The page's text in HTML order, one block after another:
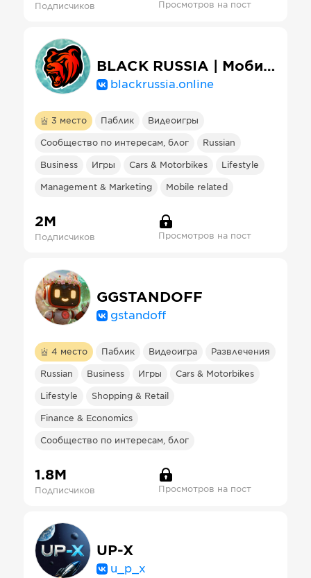
Подписчиков Просмотров на пост
BLACK RUSSIA | Мобильная онлайн-игра
blackrussia.online
3 место Паблик Видеоигры
Сообщество по интересам, блог Russian
Business Игры Cars & Motorbikes Lifestyle
Management & Marketing Mobile related
2М
Подписчиков Просмотров на пост
GGSTANDOFF
gstandoff
4 место Паблик Видеоигра Развлечения
Russian Business Игры Cars & Motorbikes
Lifestyle Shopping & Retail
Finance & Economics
Сообщество по интересам, блог
1.8М
Подписчиков Просмотров на пост
UP-X
u_p_x